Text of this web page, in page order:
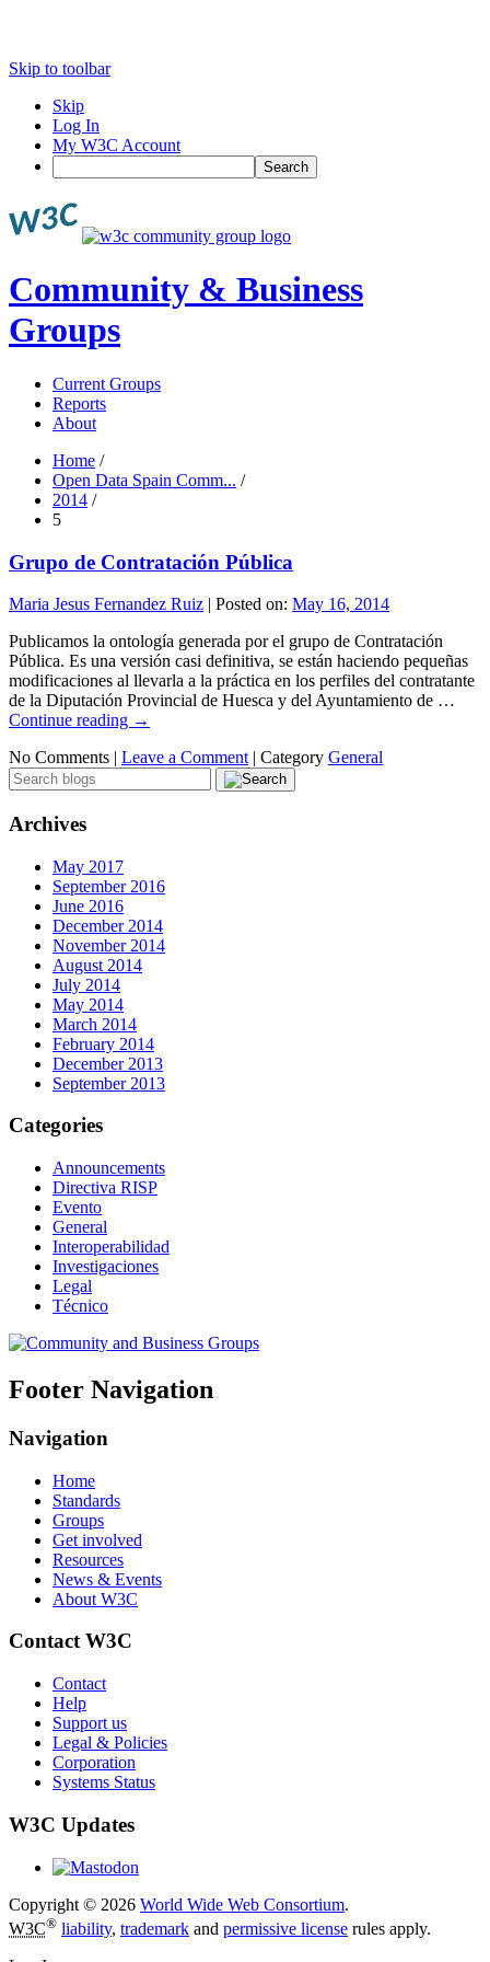
Skip to toolbar
Skip
Log In
My W3C Account
Search
Community & Business
Groups
Current Groups
Reports
About
Home /
Open Data Spain Comm... /
2014 /
5
Grupo de Contratación Pública
Maria Jesus Fernandez Ruiz | Posted on: May 16, 2014
Publicamos la ontología generada por el grupo de Contratación
Pública. Es una versión casi definitiva, se están haciendo pequeñas
modificaciones al llevarla a la práctica en los perfiles del contratante
de la Diputación Provincial de Huesca y del Ayuntamiento de …
Continue reading →
No Comments | Leave a Comment | Category General
Archives
May 2017
September 2016
June 2016
December 2014
November 2014
August 2014
July 2014
May 2014
March 2014
February 2014
December 2013
September 2013
Categories
Announcements
Directiva RISP
Evento
General
Interoperabilidad
Investigaciones
Legal
Técnico
Footer Navigation
Navigation
Home
Standards
Groups
Get involved
Resources
News & Events
About W3C
Contact W3C
Contact
Help
Support us
Legal & Policies
Corporation
Systems Status
W3C Updates
Copyright © 2026 World Wide Web Consortium.
W3C® liability, trademark and permissive license rules apply.